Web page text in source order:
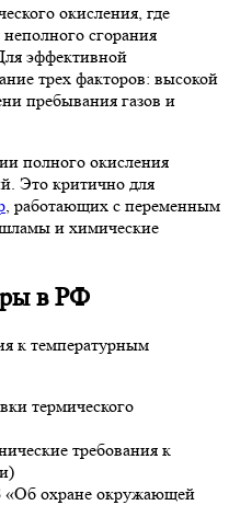
окисления, где
сгорания
эффективной
трех факторов: высокой
пребывания газов и
полного окисления
Это критично для
, работающих с переменным
и химические
в РФ
к температурным
термического
требования к
охране окружающей